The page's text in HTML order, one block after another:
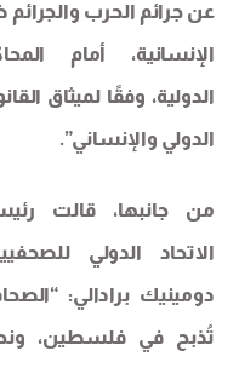
عن جرائم الحرب والجرائم ضد
الإنسانية، أمام المحاكم
الدولية، وفقًا لميثاق القانون
الدولي والإنساني”.
من جانبها، قالت رئيسة
الاتحاد الدولي للصحفيين،
دومينيك برادالي: “الصحافة
تُذبح في فلسطين، ونحن